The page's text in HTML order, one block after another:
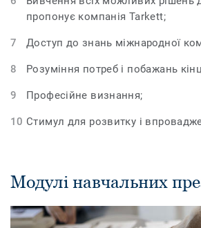
пропонує компанія Tarkett;
Доступ до знань міжнародної
Розуміння потреб і побажань
Професійне визнання;
Стимул для розвитку і
Модулі навчальних